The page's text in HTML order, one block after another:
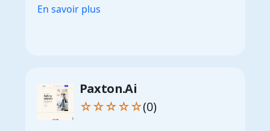
En savoir plus
Paxton.Ai
☆☆☆☆☆(0)